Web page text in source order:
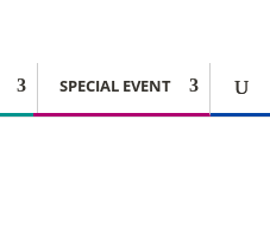
SPECIAL EVENT